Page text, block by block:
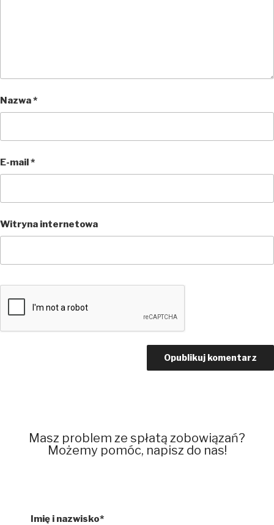
Nazwa*
E-mail*
Witryna internetowa
Masz problem ze spłatą zobowiązań?
Możemy pomóc, napisz do nas!
Imię i nazwisko*